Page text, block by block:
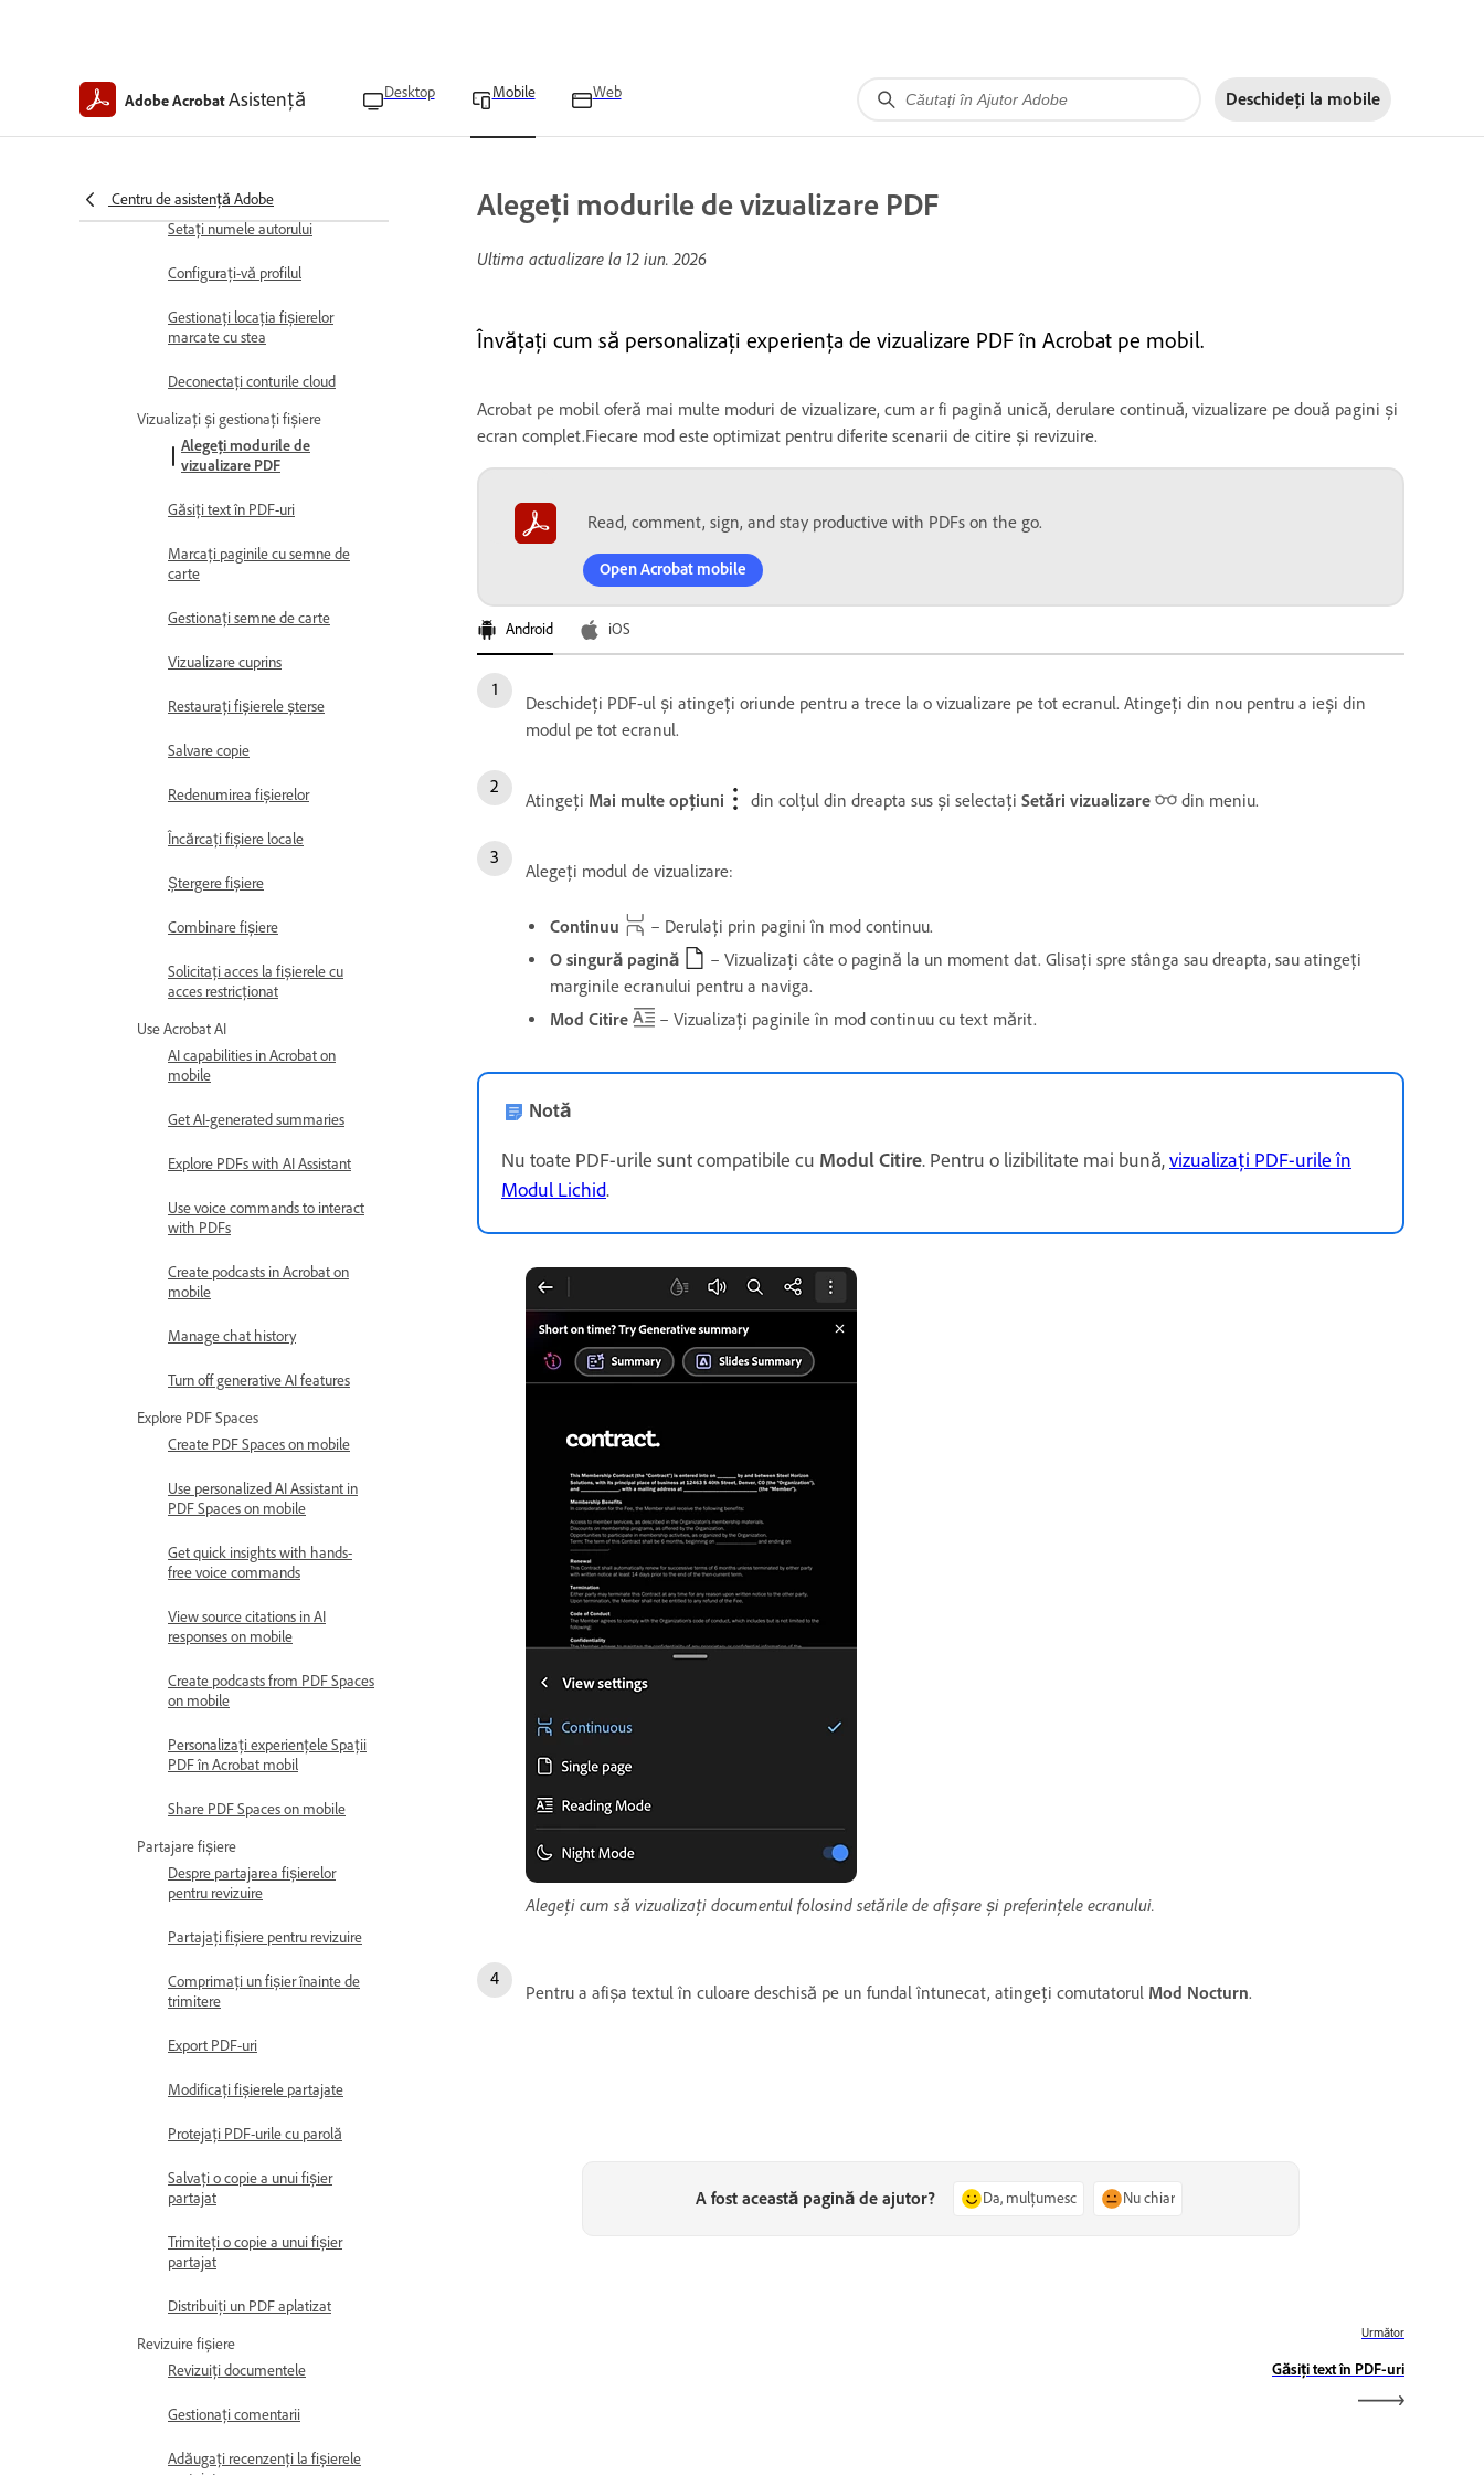
Adobe AcrobatAsistență Desktop Mobile Web Deschideți la mobile
Centru de asistență Adobe
Setați locația memoriei cache
Setați numele autorului
Configurați-vă profilul
Gestionați locația fișierelor
marcate cu stea
Deconectați conturile cloud
Vizualizați și gestionați fișiere
Alegeți modurile de
vizualizare PDF
Găsiți text în PDF-uri
Marcați paginile cu semne de
carte
Gestionați semne de carte
Vizualizare cuprins
Restaurați fișierele șterse
Salvare copie
Redenumirea fișierelor
Încărcați fișiere locale
Ștergere fișiere
Combinare fișiere
Solicitați acces la fișierele cu
acces restricționat
Use Acrobat AI
AI capabilities in Acrobat on
mobile
Get AI-generated summaries
Explore PDFs with AI Assistant
Use voice commands to interact
with PDFs
Create podcasts in Acrobat on
mobile
Manage chat history
Turn off generative AI features
Explore PDF Spaces
Create PDF Spaces on mobile
Use personalized AI Assistant in
PDF Spaces on mobile
Get quick insights with hands-
free voice commands
View source citations in AI
responses on mobile
Create podcasts from PDF Spaces
on mobile
Personalizați experiențele Spații
PDF în Acrobat mobil
Share PDF Spaces on mobile
Partajare fișiere
Despre partajarea fișierelor
pentru revizuire
Partajați fișiere pentru revizuire
Comprimați un fișier înainte de
trimitere
Export PDF-uri
Modificați fișierele partajate
Protejați PDF-urile cu parolă
Salvați o copie a unui fișier
partajat
Trimiteți o copie a unui fișier
partajat
Distribuiți un PDF aplatizat
Revizuire fișiere
Revizuiți documentele
Gestionați comentarii
Adăugați recenzenți la fișierele
Alegeți modurile de vizualizare PDF
Ultima actualizare la 12 iun. 2026
Învățați cum să personalizați experiența de vizualizare PDF în Acrobat pe mobil.
Acrobat pe mobil oferă mai multe moduri de vizualizare, cum ar fi pagină unică, derulare continuă, vizualizare pe două pagini și
ecran complet.Fiecare mod este optimizat pentru diferite scenarii de citire și revizuire.
Read, comment, sign, and stay productive with PDFs on the go.
Open Acrobat mobile
Android iOS
Deschideți PDF-ul și atingeți oriunde pentru a trece la o vizualizare pe tot ecranul. Atingeți din nou pentru a ieși din
modul pe tot ecranul.
Atingeți Mai multe opțiuni din colțul din dreapta sus și selectați Setări vizualizare din meniu.
Alegeți modul de vizualizare:
Continuu
– Derulați prin pagini în mod continuu.
O singură pagină
– Vizualizați câte o pagină la un moment dat. Glisați spre stânga sau dreapta, sau atingeți
marginile ecranului pentru a naviga.
Mod Citire
– Vizualizați paginile în mod continuu cu text mărit.
Notă
Nu toate PDF-urile sunt compatibile cu Modul Citire. Pentru o lizibilitate mai bună,vizualizați PDF-urile în
Modul Lichid.
Alegeți cum să vizualizați documentul folosind setările de afișare și preferințele ecranului.
Pentru a afișa textul în culoare deschisă pe un fundal întunecat, atingeți comutatorul Mod Nocturn.
A fost această pagină de ajutor? Da, mulțumesc Nu chiar
Următor
Găsiți text în PDF-uri